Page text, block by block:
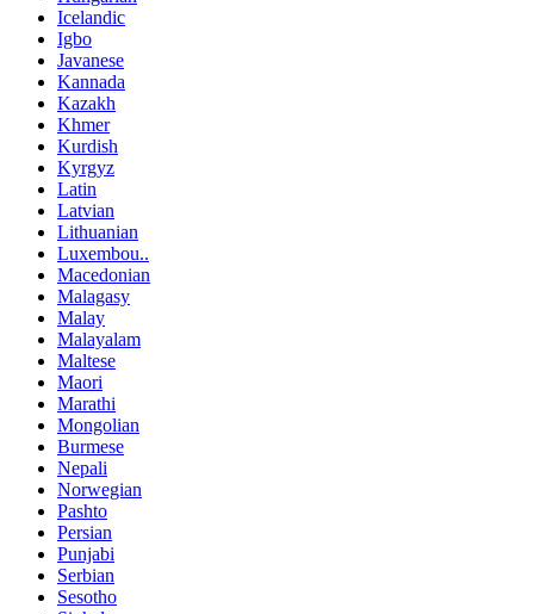
Icelandic
Igbo
Javanese
Kannada
Kazakh
Khmer
Kurdish
Kyrgyz
Latin
Latvian
Lithuanian
Luxembou..
Macedonian
Malagasy
Malay
Malayalam
Maltese
Maori
Marathi
Mongolian
Burmese
Nepali
Norwegian
Pashto
Persian
Punjabi
Serbian
Sesotho